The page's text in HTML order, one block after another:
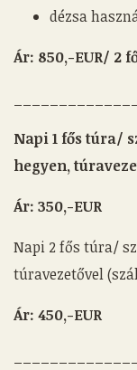
dézsa
Ár: 850,-EUR/ 2
Napi 1 fős túra/
hegyen,
Ár: 350,-EUR
Napi 2 fős túra/
túravezetővel
Ár: 450,-EUR